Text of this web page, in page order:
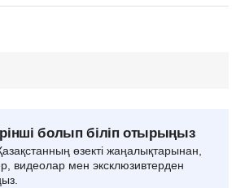
болып біліп отырыңыз
өзекті жаңалықтарынан,
видеолар мен эксклюзивтерден